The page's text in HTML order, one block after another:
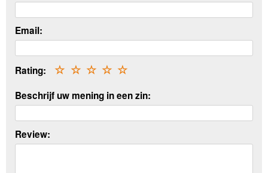
Email:
Rating: ☆
☆
☆
☆
☆
Beschrijf uw mening in een zin:
Review: